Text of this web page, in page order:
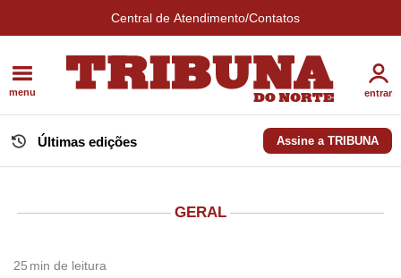
Central de Atendimento/Contatos
menu entrar
Últimas edições Assine a TRIBUNA
GERAL
25 min de leitura